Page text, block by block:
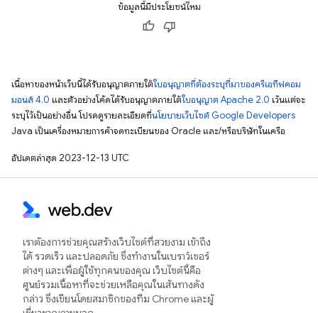
ข้อมูลนี้มีประโยชน์ไหม
เนื้อหาของหน้าเว็บนี้ได้รับอนุญาตภายใต้ใบอนุญาตที่ต้องระบุที่มาของครีเอทีฟคอม
มอนส์ 4.0 และตัวอย่างโค้ดได้รับอนุญาตภายใต้ใบอนุญาต Apache 2.0 เว้นแต่จะ
ระบุไว้เป็นอย่างอื่น โปรดดูรายละเอียดที่นโยบายเว็บไซต์ Google Developers
Java เป็นเครื่องหมายการค้าจดทะเบียนของ Oracle และ/หรือบริษัทในเครือ
อัปเดตล่าสุด 2023-12-13 UTC
เราต้องการช่วยคุณสร้างเว็บไซต์ที่สวยงาม เข้าถึง
ได้ รวดเร็ว และปลอดภัย ซึ่งทำงานในเบราว์เซอร์
ต่างๆ และเพื่อผู้ใช้ทุกคนของคุณ เว็บไซต์นี้คือ
ศูนย์รวมเนื้อหาที่จะช่วยเหลือคุณในเส้นทางดัง
กล่าว ซึ่งเขียนโดยสมาชิกของทีม Chrome และผู้